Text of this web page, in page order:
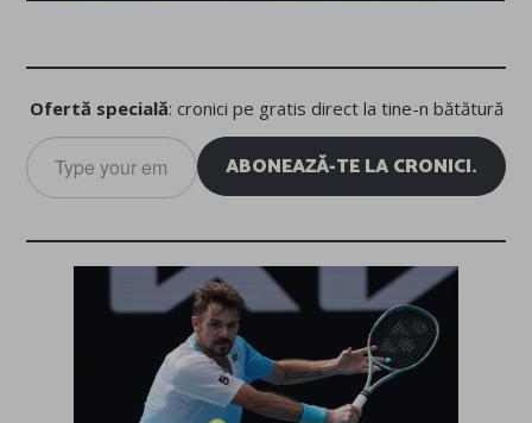
Ofertă specială: cronici pe gratis direct la tine-n bătătură
Type
your
email…
ABONEAZĂ-TE LA CRONICI.